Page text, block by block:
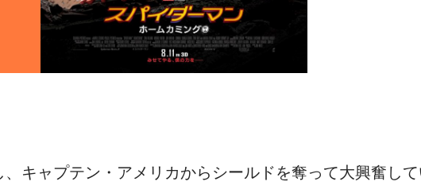
キャプテン・アメリカからシールドを奪って大興奮し